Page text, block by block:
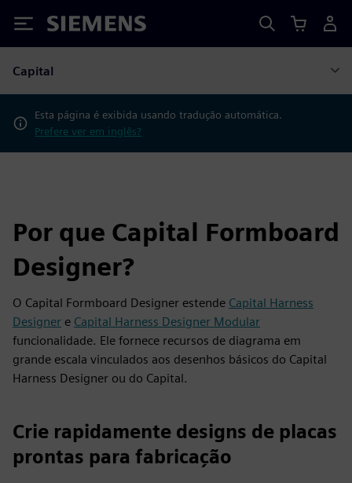
Siemens
Capital
Esta página é exibida usando tradução automática.
Prefere ver em inglês?
Por que Capital Formboard
Designer?
O Capital Formboard Designer estende Capital Harness
Designer e Capital Harness Designer Modular
funcionalidade. Ele fornece recursos de diagrama em
grande escala vinculados aos desenhos básicos do Capital
Harness Designer ou do Capital.
Crie rapidamente designs de placas
prontas para fabricação